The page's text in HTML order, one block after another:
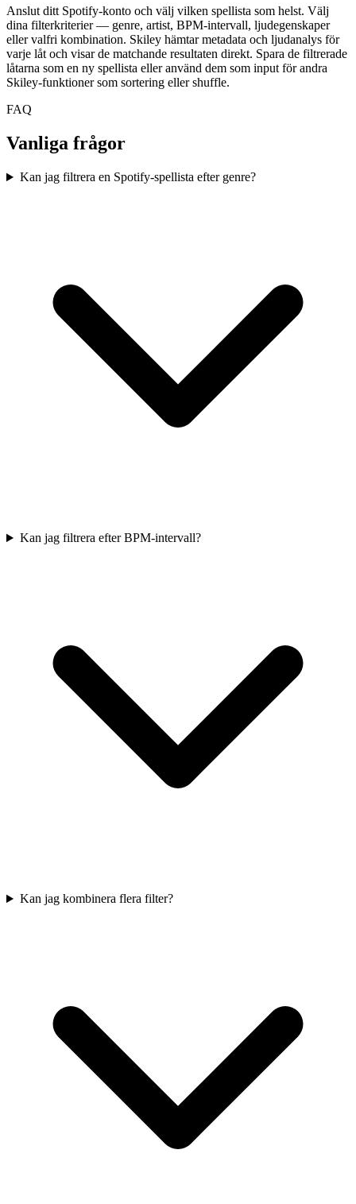
Anslut ditt Spotify-konto och välj vilken spellista som helst. Välj
dina filterkriterier — genre, artist, BPM-intervall, ljudegenskaper
eller valfri kombination. Skiley hämtar metadata och ljudanalys för
varje låt och visar de matchande resultaten direkt. Spara de filtrerade
låtarna som en ny spellista eller använd dem som input för andra
Skiley-funktioner som sortering eller shuffle.
FAQ
Vanliga frågor
Kan jag filtrera en Spotify-spellista efter genre?
Kan jag filtrera efter BPM-intervall?
Kan jag kombinera flera filter?